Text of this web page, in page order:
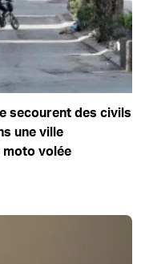
secourent des civils
une ville
moto volée